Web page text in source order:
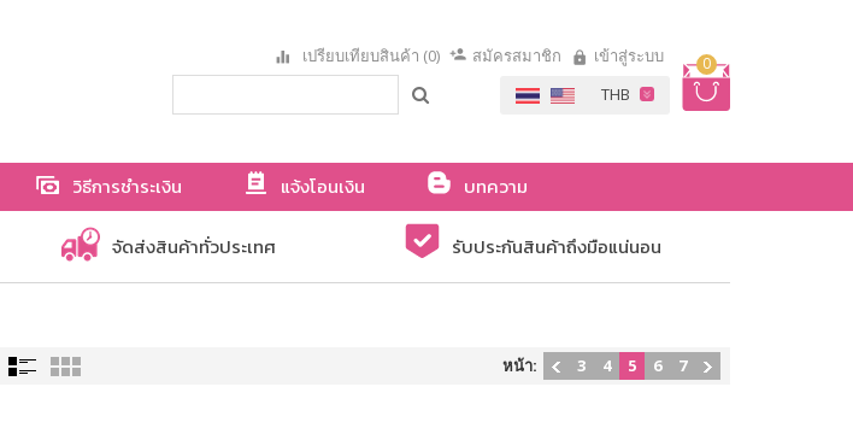
0
เปรียบเทียบสินค้า (0) สมัครสมาชิก เข้าสู่ระบบ
วิธีการชำระเงิน แจ้งโอนเงิน
บทความ
จัดส่งสินค้าทั่วประเทศ รับประกันสินค้าถึงมือแน่นอน
หน้า: 3 4 5 6 7